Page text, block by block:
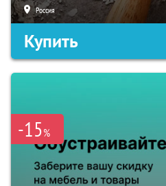
Россия
Купить
-15%